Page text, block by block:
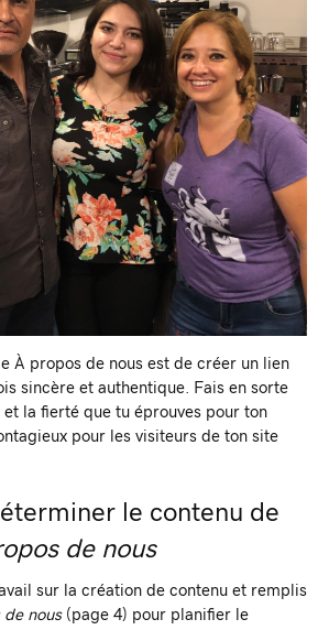
À propos de nous est de créer un lien
sincère et authentique. Fais en sorte
et la fierté que tu éprouves pour ton
pour les visiteurs de ton site
le contenu de
de nous
sur la création de contenu et remplis
de nous(page 4) pour planifier le